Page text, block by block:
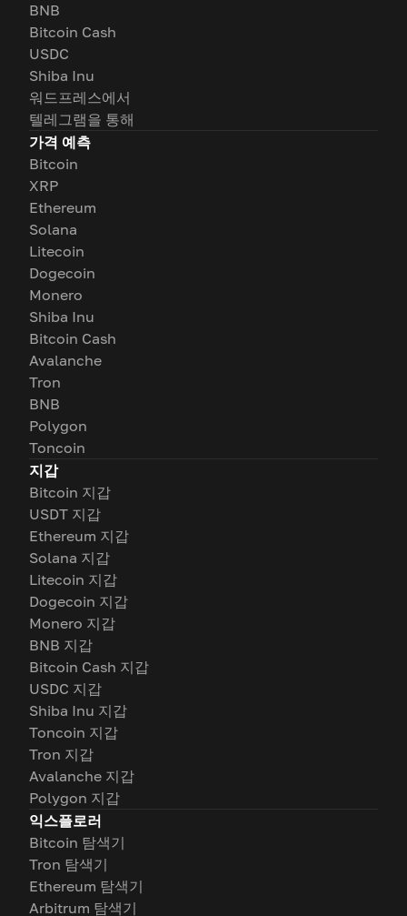
BNB
Bitcoin Cash
USDC
Shiba Inu
워드프레스에서
텔레그램을 통해
가격 예측
Bitcoin
XRP
Ethereum
Solana
Litecoin
Dogecoin
Monero
Shiba Inu
Bitcoin Cash
Avalanche
Tron
BNB
Polygon
Toncoin
지갑
Bitcoin 지갑
USDT 지갑
Ethereum 지갑
Solana 지갑
Litecoin 지갑
Dogecoin 지갑
Monero 지갑
BNB 지갑
Bitcoin Cash 지갑
USDC 지갑
Shiba Inu 지갑
Toncoin 지갑
Tron 지갑
Avalanche 지갑
Polygon 지갑
익스플로러
Bitcoin 탐색기
Tron 탐색기
Ethereum 탐색기
Arbitrum 탐색기